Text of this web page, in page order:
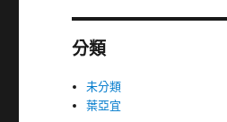
分類
未分類
葉亞宜